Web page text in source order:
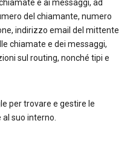
e ai messaggi, ad
del chiamante, numero
indirizzo email del mittente
chiamate e dei messaggi,
sul routing, nonché tipi e
per trovare e gestire le
suo interno.